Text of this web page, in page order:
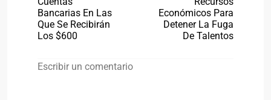
Bancarias En Las
Que Se Recibirán
Los $600
Económicos Para
Detener La Fuga
De Talentos
Escribir un comentario